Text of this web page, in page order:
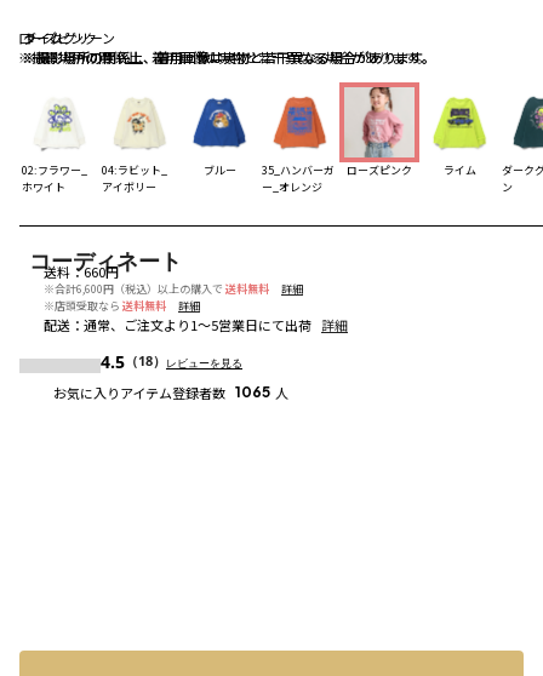
ローズピンク
※撮影場所の関係上、着用画像は実物と若干異なる場合があります。
ライム
※撮影場所の関係上、着用画像は実物と若干異なる場合があります。
ダークグリーン
※撮影場所の関係上、着用画像は実物と若干異なる場合があります。
02:フラワー_
ホワイト
04:ラビット_
アイボリー
ブルー
35_ハンバーガ
ー_オレンジ
ローズピンク ライム
ダーク
ン
コーディネート
送料 ：660円
※合計6,600円（税込）以上の購入で 送料無料
詳細
※店頭受取なら 送料無料 詳細
配送 ： 通常、ご注文より1～5営業日にて出荷 詳細
4.5 （18） レビューを見る
お気に入りアイテム登録者数 1065 人